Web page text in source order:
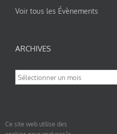
Voir tous les Évènements
ARCHIVES
Archives
Ce site web utilise des